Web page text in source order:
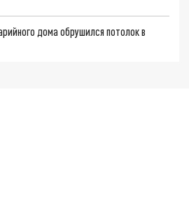
дома обрушился потолок в